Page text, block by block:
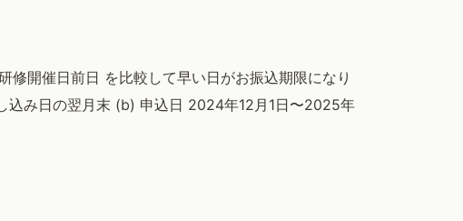
開催日前日 を比較して早い日がお振込期限になり
込み日の翌月末 (b) 申込日 2024年12月1日〜2025年